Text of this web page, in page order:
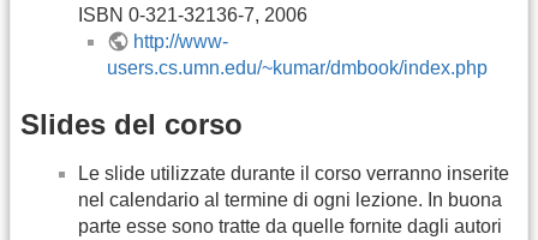
ISBN 0-321-32136-7, 2006
http://www-
users.cs.umn.edu/~kumar/dmbook/index.php
Slides del corso
Le slide utilizzate durante il corso verranno inserite
nel calendario al termine di ogni lezione. In buona
parte esse sono tratte da quelle fornite dagli autori